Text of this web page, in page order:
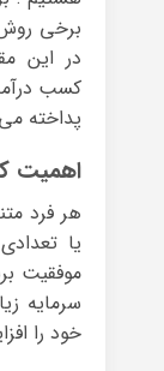
برخی
در این
کسب
پداخته
اهمیت
هر فرد
یا
موفقیت
سرمایه
خود را